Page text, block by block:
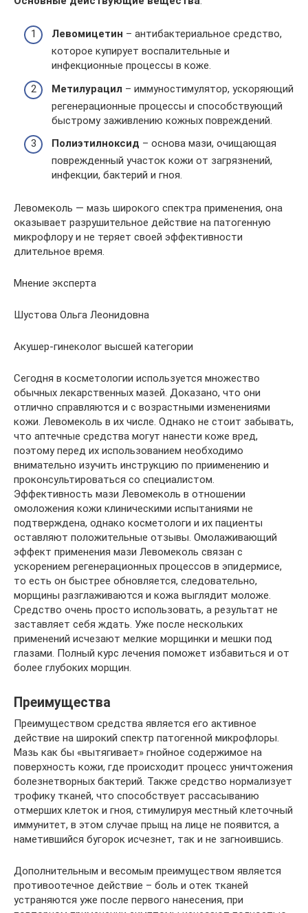
Левомицетин – антибактериальное средство,
которое купирует воспалительные и
инфекционные процессы в коже.
Метилурацил – иммуностимулятор, ускоряющий
регенерационные процессы и способствующий
быстрому заживлению кожных повреждений.
Полиэтилноксид – основа мази, очищающая
поврежденный участок кожи от загрязнений,
инфекции, бактерий и гноя.
Левомеколь — мазь широкого спектра применения, она
оказывает разрушительное действие на патогенную
микрофлору и не теряет своей эффективности
длительное время.
Мнение эксперта
Шустова Ольга Леонидовна
Акушер-гинеколог высшей категории
Сегодня в косметологии используется множество
обычных лекарственных мазей. Доказано, что они
отлично справляются и с возрастными изменениями
кожи. Левомеколь в их числе. Однако не стоит забывать,
что аптечные средства могут нанести коже вред,
поэтому перед их использованием необходимо
внимательно изучить инструкцию по приименению и
проконсультироваться со специалистом.
Эффективность мази Левомеколь в отношении
омоложения кожи клиническими испытаниями не
подтверждена, однако косметологи и их пациенты
оставляют положительные отзывы. Омолаживающий
эффект применения мази Левомеколь связан с
ускорением регенерационных процессов в эпидермисе,
то есть он быстрее обновляется, следовательно,
морщины разглаживаются и кожа выглядит моложе.
Средство очень просто использовать, а результат не
заставляет себя ждать. Уже после нескольких
применений исчезают мелкие морщинки и мешки под
глазами. Полный курс лечения поможет избавиться и от
более глубоких морщин.
Преимущества
Преимуществом средства является его активное
действие на широкий спектр патогенной микрофлоры.
Мазь как бы «вытягивает» гнойное содержимое на
поверхность кожи, где происходит процесс уничтожения
болезнетворных бактерий. Также средство нормализует
трофику тканей, что способствует рассасыванию
отмерших клеток и гноя, стимулируя местный клеточный
иммунитет, в этом случае прыщ на лице не появится, а
наметившийся бугорок исчезнет, так и не загноившись.
Дополнительным и весомым преимуществом является
противоотечное действие – боль и отек тканей
устраняются уже после первого нанесения, при